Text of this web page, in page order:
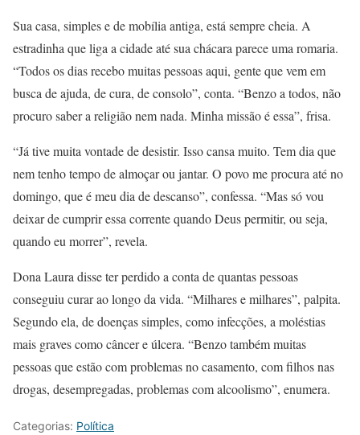
Sua casa, simples e de mobília antiga, está sempre cheia. A
estradinha que liga a cidade até sua chácara parece uma romaria.
“Todos os dias recebo muitas pessoas aqui, gente que vem em
busca de ajuda, de cura, de consolo”, conta. “Benzo a todos, não
procuro saber a religião nem nada. Minha missão é essa”, frisa.
“Já tive muita vontade de desistir. Isso cansa muito. Tem dia que
nem tenho tempo de almoçar ou jantar. O povo me procura até no
domingo, que é meu dia de descanso”, confessa. “Mas só vou
deixar de cumprir essa corrente quando Deus permitir, ou seja,
quando eu morrer”, revela.
Dona Laura disse ter perdido a conta de quantas pessoas
conseguiu curar ao longo da vida. “Milhares e milhares”, palpita.
Segundo ela, de doenças simples, como infecções, a moléstias
mais graves como câncer e úlcera. “Benzo também muitas
pessoas que estão com problemas no casamento, com filhos nas
drogas, desempregadas, problemas com alcoolismo”, enumera.
Categorias: Política